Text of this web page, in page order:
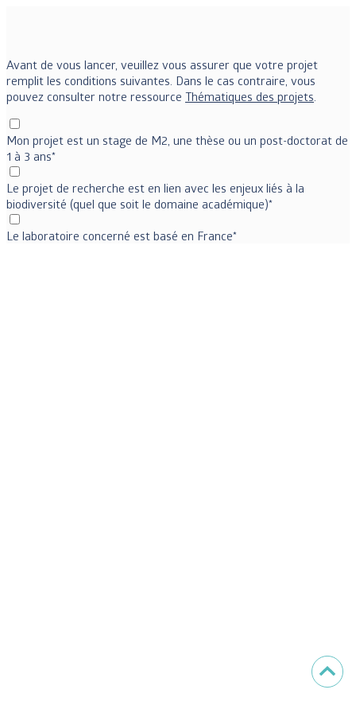
Avant de vous lancer, veuillez vous assurer que votre projet
remplit les conditions suivantes. Dans le cas contraire, vous
pouvez consulter notre ressource Thématiques des projets.
Mon projet est un stage de M2, une thèse ou un post-doctorat de
1 à 3 ans*
Le projet de recherche est en lien avec les enjeux liés à la
biodiversité (quel que soit le domaine académique)*
Le laboratoire concerné est basé en France*